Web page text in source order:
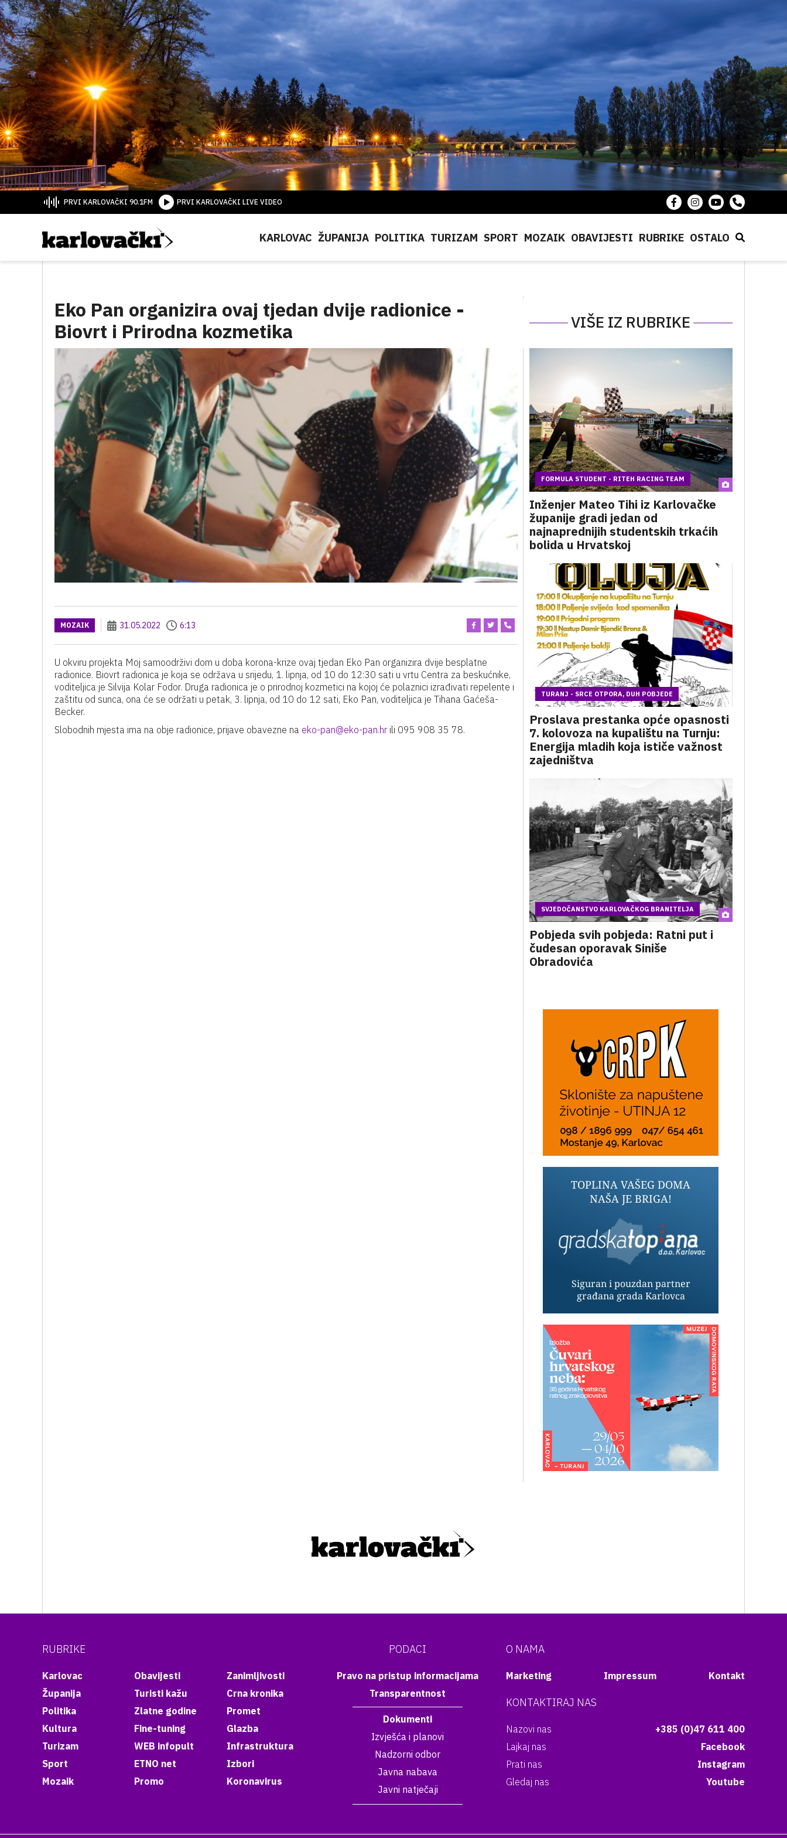
PRVI KARLOVAČKI 90.1FM PRVI KARLOVAČKI LIVE VIDEO
KARLOVAC ŽUPANIJA POLITIKA TURIZAM SPORT MOZAIK OBAVIJESTI RUBRIKE OSTALO
Eko Pan organizira ovaj tjedan dvije radionice -
Biovrt i Prirodna kozmetika
VIŠE IZ RUBRIKE
MOZAIK 31.05.2022 6:13
U okviru projekta Moj samoodrživi dom u doba korona-krize ovaj tjedan Eko Pan organizira dvije besplatne
radionice. Biovrt radionica je koja se održava u srijedu, 1. lipnja, od 10 do 12:30 sati u vrtu Centra za beskućnike,
voditeljica je Silvija Kolar Fodor. Druga radionica je o prirodnoj kozmetici na kojoj će polaznici izrađivati repelente i
zaštitu od sunca, ona će se održati u petak, 3. lipnja, od 10 do 12 sati, Eko Pan, voditeljica je Tihana Gaćeša-
Becker.
Slobodnih mjesta ima na obje radionice, prijave obavezne na eko-pan@eko-pan.hr ili 095 908 35 78.
FORMULA STUDENT - RITEH RACING TEAM
Inženjer Mateo Tihi iz Karlovačke
županije gradi jedan od
najnaprednijih studentskih trkaćih
bolida u Hrvatskoj
TURANJ - SRCE OTPORA, DUH POBJEDE
Proslava prestanka opće opasnosti
7. kolovoza na kupalištu na Turnju:
Energija mladih koja ističe važnost
zajedništva
SVJEDOČANSTVO KARLOVAČKOG BRANITELJA
Pobjeda svih pobjeda: Ratni put i
čudesan oporavak Siniše
Obradovića
RUBRIKE
Karlovac
Županija
Politika
Kultura
Turizam
Sport
Mozaik
Obavijesti
Turisti kažu
Zlatne godine
Fine-tuning
WEB infopult
ETNO net
Promo
Zanimljivosti
Crna kronika
Promet
Glazba
Infrastruktura
Izbori
Koronavirus
PODACI
Pravo na pristup informacijama
Transparentnost
Dokumenti
Izvješća i planovi
Nadzorni odbor
Javna nabava
Javni natječaji
O NAMA
Marketing Impressum Kontakt
KONTAKTIRAJ NAS
Nazovi nas
+385 (0)47 611 400
Lajkaj nas
Facebook
Prati nas
Instagram
Gledaj nas
Youtube